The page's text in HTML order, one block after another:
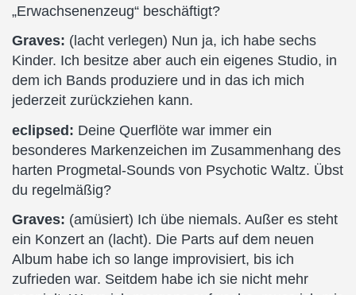
„Erwachsenenzeug“ beschäftigt?
Graves: (lacht verlegen) Nun ja, ich habe sechs
Kinder. Ich besitze aber auch ein eigenes Studio, in
dem ich Bands produziere und in das ich mich
jederzeit zurückziehen kann.
eclipsed: Deine Querflöte war immer ein
besonderes Markenzeichen im Zusammenhang des
harten Progmetal-Sounds von Psychotic Waltz. Übst
du regelmäßig?
Graves: (amüsiert) Ich übe niemals. Außer es steht
ein Konzert an (lacht). Die Parts auf dem neuen
Album habe ich so lange improvisiert, bis ich
zufrieden war. Seitdem habe ich sie nicht mehr